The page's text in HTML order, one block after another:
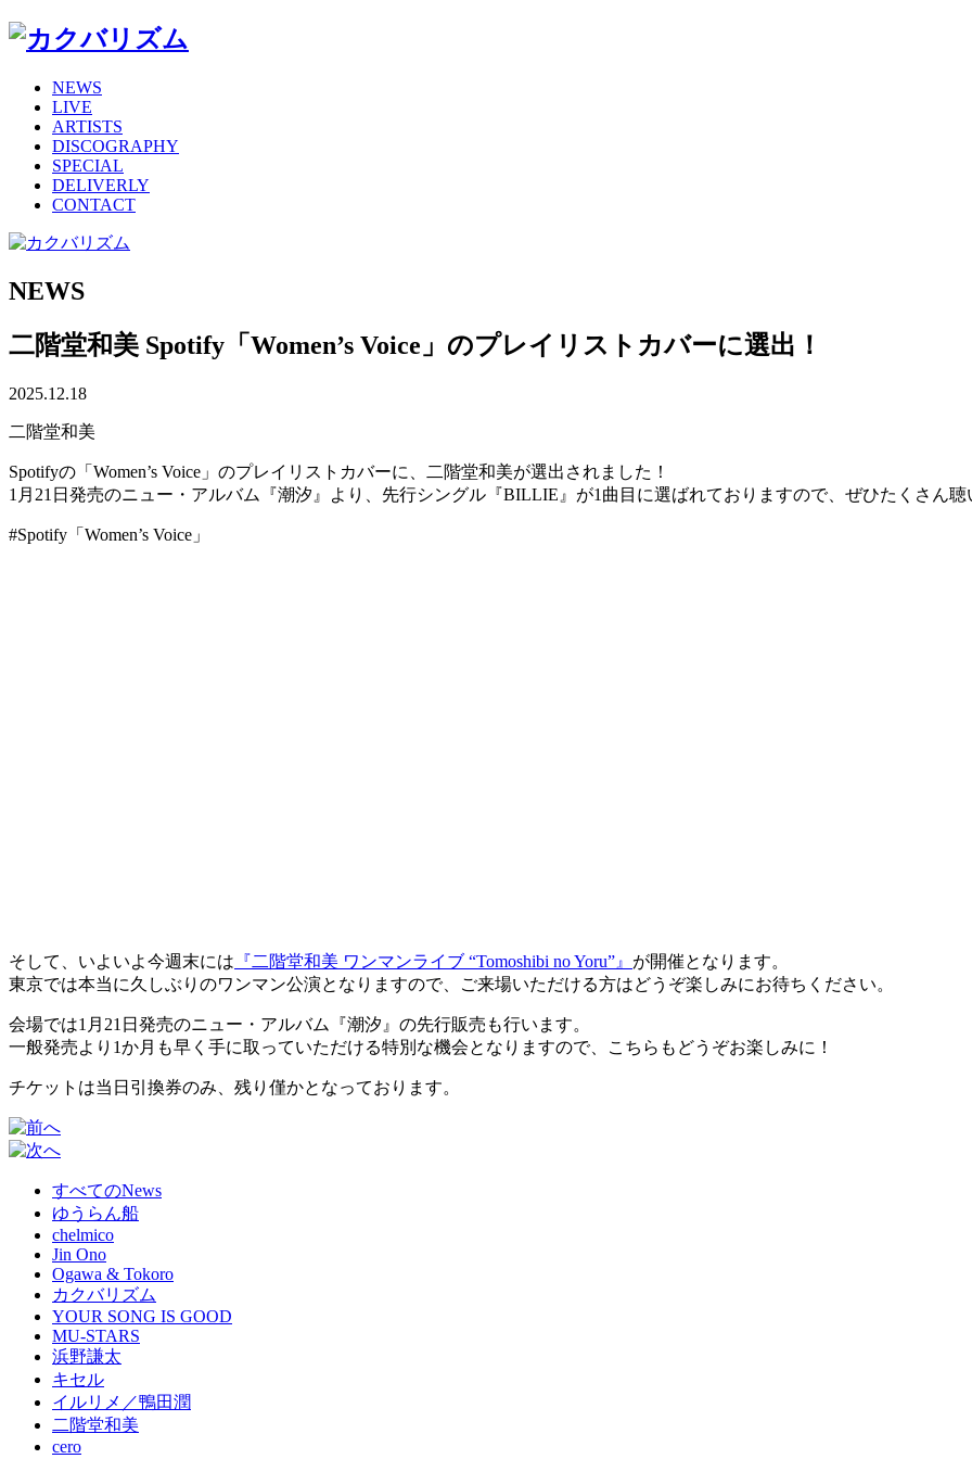
NEWS
LIVE
ARTISTS
DISCOGRAPHY
SPECIAL
DELIVERLY
CONTACT
NEWS
二階堂和美 Spotify「Women’s Voice」のプレイリストカバーに選出！
2025.12.18
二階堂和美
Spotifyの「Women’s Voice」のプレイリストカバーに、二階堂和美が選出されました！
1月21日発売のニュー・アルバム『潮汐』より、先行シングル『BILLIE』が1曲目に選ばれておりますので、ぜひたくさん聴
#Spotify「Women’s Voice」
そして、いよいよ今週末には 『二階堂和美 ワンマンライブ “Tomoshibi no Yoru”』 が開催となります。
東京では本当に久しぶりのワンマン公演となりますので、ご来場いただける方はどうぞ楽しみにお待ちください。
会場では1月21日発売のニュー・アルバム『潮汐』の先行販売も行います。
一般発売より1か月も早く手に取っていただける特別な機会となりますので、こちらもどうぞお楽しみに！
チケットは当日引換券のみ、残り僅かとなっております。
すべてのNews
ゆうらん船
chelmico
Jin Ono
Ogawa & Tokoro
カクバリズム
YOUR SONG IS GOOD
MU-STARS
浜野謙太
キセル
イルリメ／鴨田潤
二階堂和美
cero